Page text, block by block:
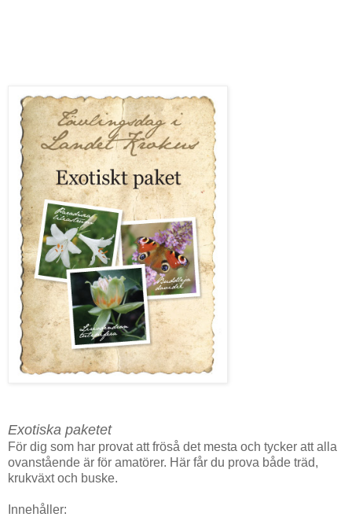
Exotiska paketet
För dig som har provat att fröså det mesta och tycker att alla
ovanstående är för amatörer. Här får du prova både träd,
krukväxt och buske.
Innehåller: